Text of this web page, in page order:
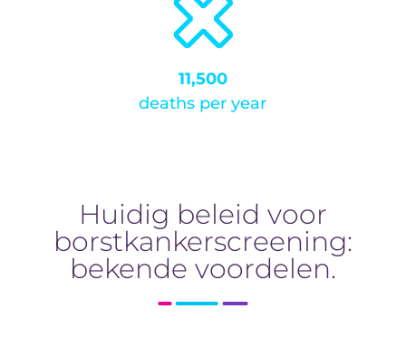
11,500
deaths per year
Huidig beleid voor
borstkankerscreening:
bekende voordelen.